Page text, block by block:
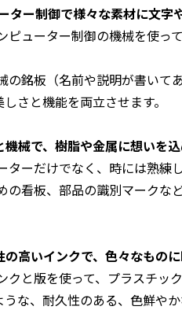
ター制御で様々な素材に文字
ピューター制御の機械を使っ
の銘板（名前や説明が書いて
さと機能を両立させます。
械で、樹脂や金属に想いを込
ターだけでなく、時には熟練
の看板、部品の識別マークな
高いインクで、色々なものに
クと版を使って、プラスチッ
な、耐久性のある、色鮮やか